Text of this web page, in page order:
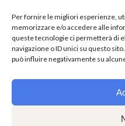
Per fornire le migliori esperienze,
memorizzare e/o accedere alle
queste tecnologie ci permetterà di
navigazione o ID unici su questo
può influire negativamente su
Classi coreografiche di Hip Hop